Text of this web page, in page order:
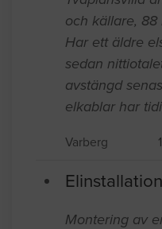
och källare, 88
Har ett äldre
sedan
avstängd
elkablar har
Varberg
Elinstallation
Montering av